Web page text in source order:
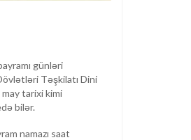
günləri
Təşkilatı Dini
tarixi kimi
bilər.
namazı saat